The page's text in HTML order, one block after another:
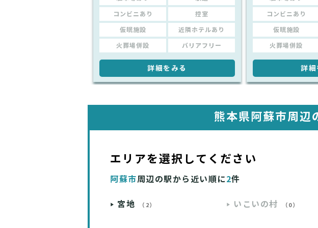
コンビニあり 控室
仮眠施設 近隣ホテルあり
火葬場併設 バリアフリー
詳細をみる
コンビニあり
仮眠施設
火葬場併設
詳細
熊本県阿蘇市周辺
エリアを選択してください
阿蘇市周辺の駅から近い順に2件
宮地 （2） いこいの村 （0）